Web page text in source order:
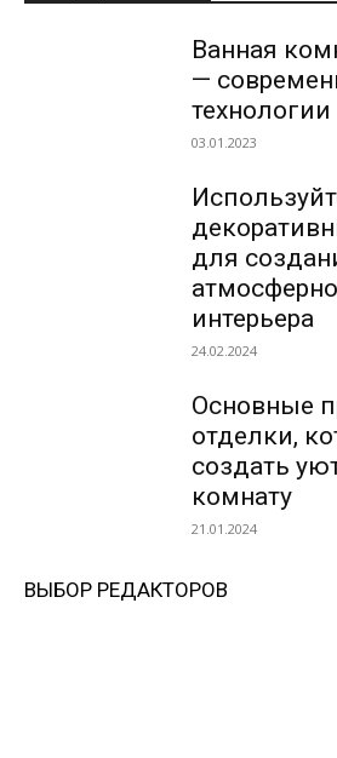
Ванная
—
03.01.2023
для
интерьера
24.02.2024
Основные
отделки,
создать
комнату
21.01.2024
ВЫБОР РЕДАКТОРОВ